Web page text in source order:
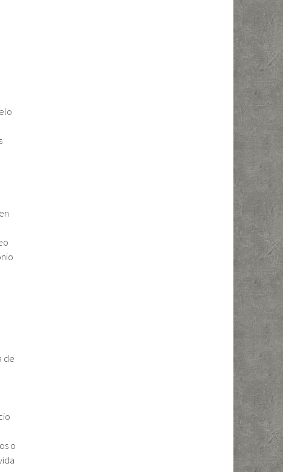
de
o